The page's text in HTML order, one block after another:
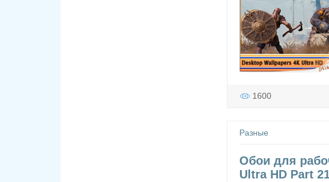
1600
Разные
Обои для
Ultra HD Part